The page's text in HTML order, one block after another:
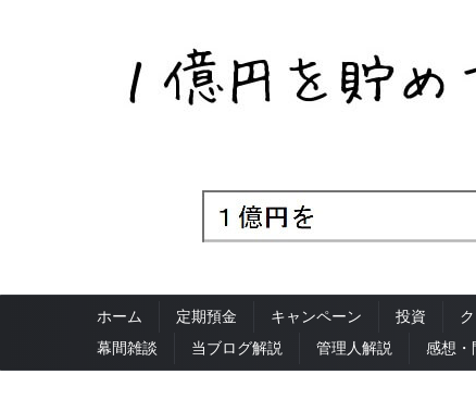
ホーム 定期預金 キャンペーン 投資
幕間雑談
当ブログ解説 管理人解説 感想・